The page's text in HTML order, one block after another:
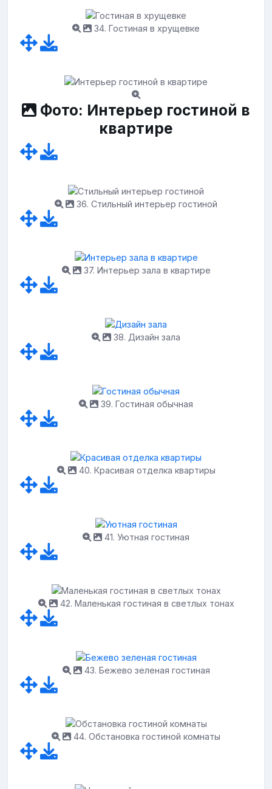
34. Гостиная в хрущевке
Фото: Интерьер гостиной в
квартире
36. Стильный интерьер гостиной
37. Интерьер зала в квартире
38. Дизайн зала
39. Гостиная обычная
40. Красивая отделка квартиры
41. Уютная гостиная
42. Маленькая гостиная в светлых тонах
43. Бежево зеленая гостиная
44. Обстановка гостиной комнаты